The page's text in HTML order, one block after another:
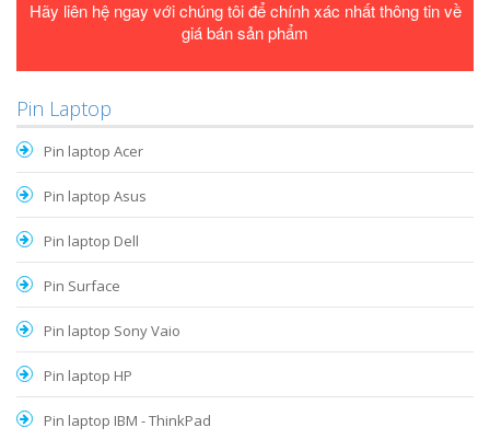
Hãy liên hệ ngay với chúng tôi để chính xác nhất thông tin về
giá bán sản phẩm
Pin Laptop
Pin laptop Acer
Pin laptop Asus
Pin laptop Dell
Pin Surface
Pin laptop Sony Vaio
Pin laptop HP
Pin laptop IBM - ThinkPad